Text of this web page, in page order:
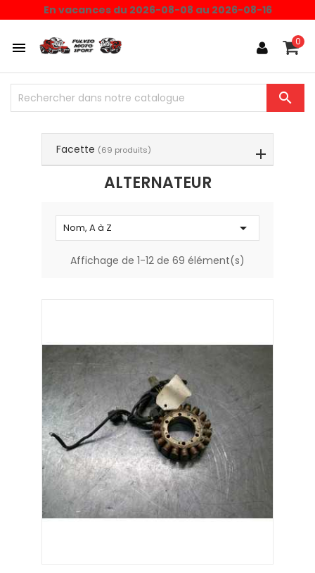
En vacances du 2026-08-08 au 2026-08-16
 0

Facette (69 produits)
ALTERNATEUR
Nom, A à Z 
Affichage de 1-12 de 69 élément(s)
Choisissez une valeur...